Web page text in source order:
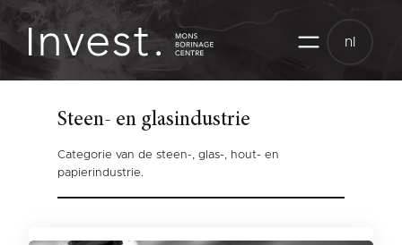
Skip
content
nl
Steen- en glasindustrie
Categorie van de steen-, glas-, hout- en
papierindustrie.